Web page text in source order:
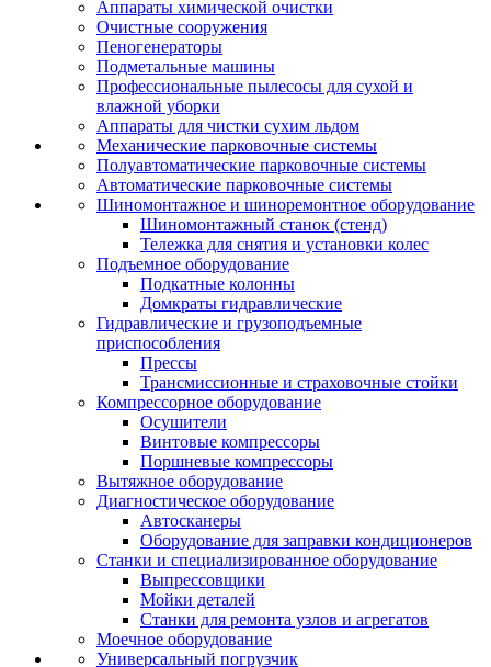
Аппараты химической очистки
Очистные сооружения
Пеногенераторы
Подметальные машины
Профессиональные пылесосы для сухой и
влажной уборки
Аппараты для чистки сухим льдом
Механические парковочные системы
Полуавтоматические парковочные системы
Автоматические парковочные системы
Шиномонтажное и шиноремонтное оборудование
Шиномонтажный станок (стенд)
Тележка для снятия и установки колес
Подъемное оборудование
Подкатные колонны
Домкраты гидравлические
Гидравлические и грузоподъемные
приспособления
Прессы
Трансмиссионные и страховочные стойки
Компрессорное оборудование
Осушители
Винтовые компрессоры
Поршневые компрессоры
Вытяжное оборудование
Диагностическое оборудование
Автосканеры
Оборудование для заправки кондиционеров
Станки и специализированное оборудование
Выпрессовщики
Мойки деталей
Станки для ремонта узлов и агрегатов
Моечное оборудование
Универсальный погрузчик